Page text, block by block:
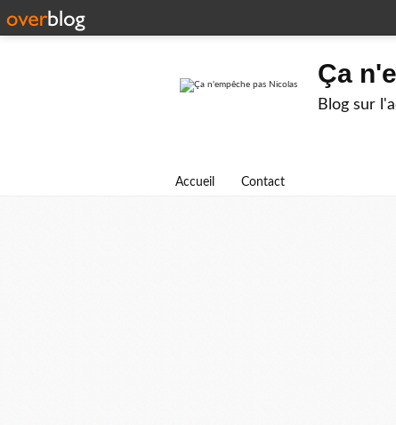
Ça
Blog sur
Accueil Contact